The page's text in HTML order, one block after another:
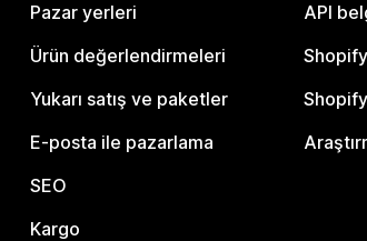
Pazar yerleri
Ürün değerlendirmeleri
Yukarı satış ve paketler
E-posta ile pazarlama
SEO
Kargo
API